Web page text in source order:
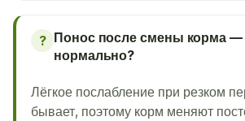
? Понос после смены корма —
нормально?
Лёгкое послабление при резком
бывает, поэтому корм меняют